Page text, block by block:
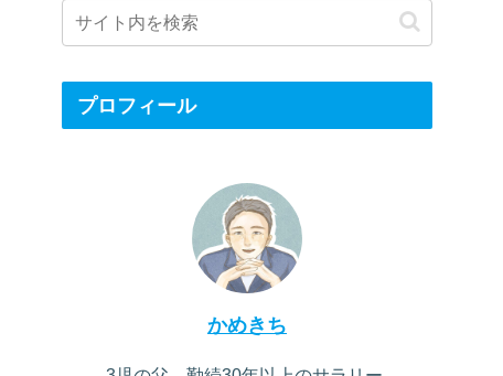
プロフィール
かめきち